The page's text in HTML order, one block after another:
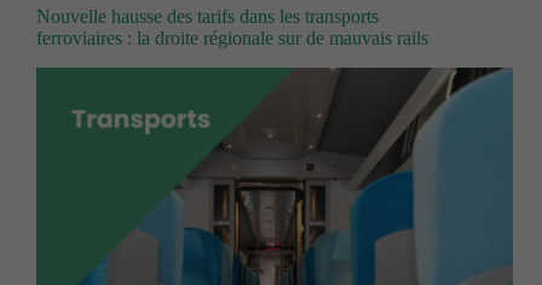
Nouvelle hausse des tarifs dans les transports
ferroviaires : la droite régionale sur de mauvais rails